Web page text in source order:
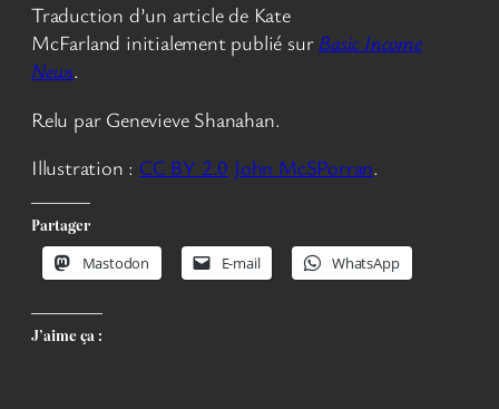
Traduction d’un article de Kate
McFarland initialement publié sur Basic Income
News.
Relu par Genevieve Shanahan.
Illustration : CC BY 2.0 John McSPorran.
Partager
Mastodon
E-mail WhatsApp
J’aime ça :